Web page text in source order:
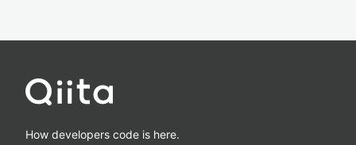
How developers code is here.